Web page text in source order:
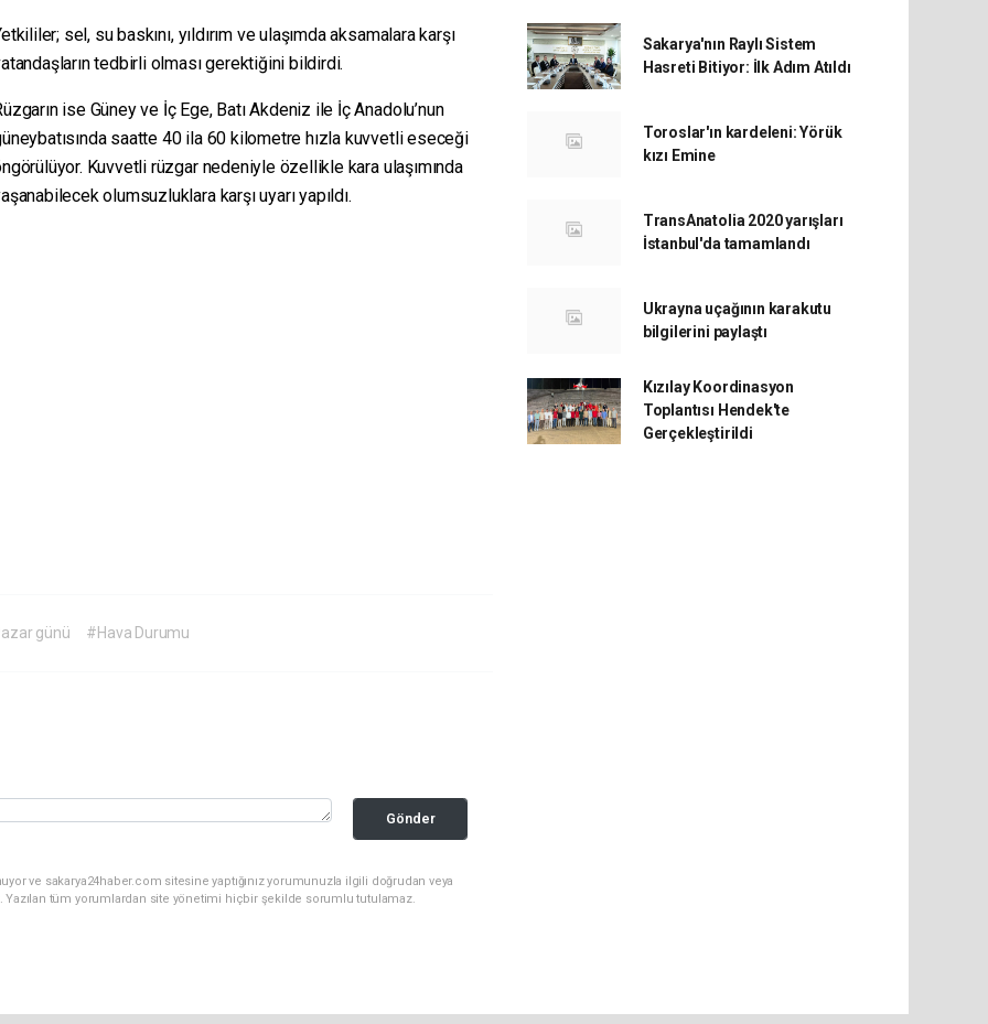
sel, su baskını, yıldırım ve ulaşımda aksamalara karşı
tedbirli olması gerektiğini bildirdi.
ise Güney ve İç Ege, Batı Akdeniz ile İç Anadolu’nun
saatte 40 ila 60 kilometre hızla kuvvetli eseceği
Kuvvetli rüzgar nedeniyle özellikle kara ulaşımında
olumsuzluklara karşı uyarı yapıldı.
günü #Hava Durumu
Gönder
ve sakarya24haber.com sitesine yaptığınız yorumunuzla ilgili doğrudan veya
Yazılan tüm yorumlardan site yönetimi hiçbir şekilde sorumlu tutulamaz.
Sakarya'nın Raylı Sistem
Hasreti Bitiyor: İlk Adım Atıldı
Toroslar'ın kardeleni: Yörük
kızı Emine
TransAnatolia 2020 yarışları
İstanbul'da tamamlandı
Ukrayna uçağının karakutu
bilgilerini paylaştı
Kızılay Koordinasyon
Toplantısı Hendek'te
Gerçekleştirildi